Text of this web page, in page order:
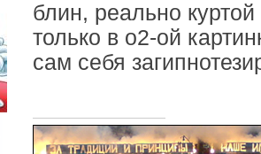
блин, реально
только в о2-ой
сам себя